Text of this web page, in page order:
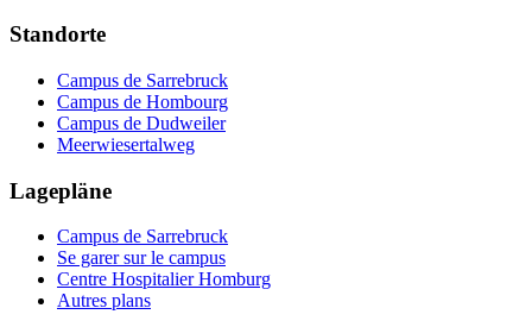
Standorte
Campus de Sarrebruck
Campus de Hombourg
Campus de Dudweiler
Meerwiesertalweg
Lagepläne
Campus de Sarrebruck
Se garer sur le campus
Centre Hospitalier Homburg
Autres plans